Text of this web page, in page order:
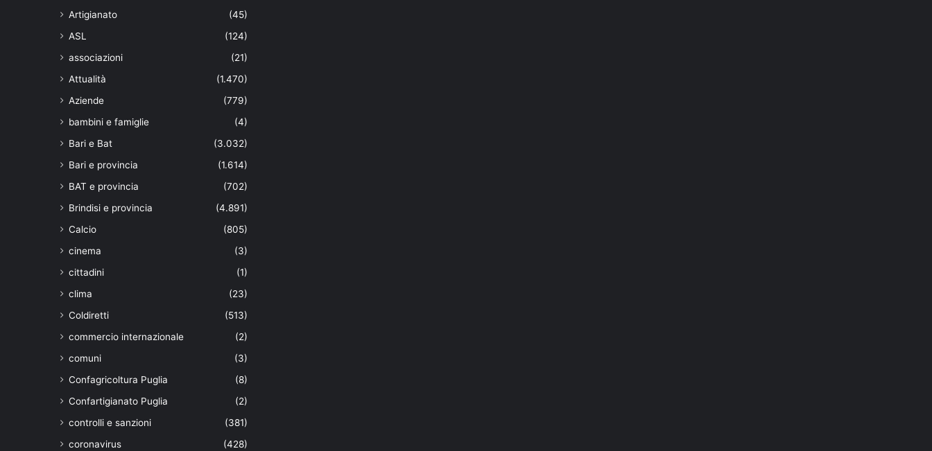
Artigianato
(45)
ASL
(124)
associazioni
(21)
Attualità
(1.470)
Aziende
(779)
bambini e famiglie
(4)
Bari e Bat
(3.032)
Bari e provincia
(1.614)
BAT e provincia
(702)
Brindisi e provincia
(4.891)
Calcio
(805)
cinema
(3)
cittadini
(1)
clima
(23)
Coldiretti
(513)
commercio internazionale
(2)
comuni
(3)
Confagricoltura Puglia
(8)
Confartigianato Puglia
(2)
controlli e sanzioni
(381)
coronavirus
(428)